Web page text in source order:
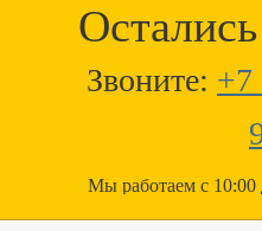
Звоните: +7
Мы работаем с 10:00